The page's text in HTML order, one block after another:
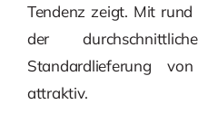
Tendenz zeigt. Mit
der
Standardlieferung
attraktiv.